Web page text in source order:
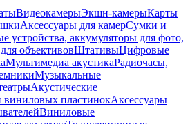
ВидеокамерыЭкшн-камерыКарты
Аксессуары для камерСумки и
устройства, аккумуляторы для фото,
объективовШтативыЦифровые
Мультимедиа акустикаРадиочасы,
Музыкальные
Акустические
виниловых пластинокАксессуары
Виниловые